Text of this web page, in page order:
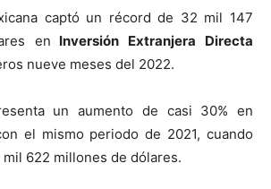
captó un récord de 32 mil 147
en Inversión Extranjera Directa
nueve meses del 2022.
un aumento de casi 30% en
el mismo periodo de 2021, cuando
mil 622 millones de dólares.